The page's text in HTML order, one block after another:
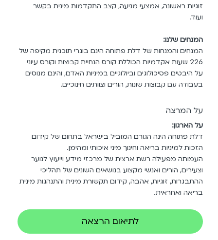
זוגיות ראשונה, אמצעי מניעה, קצב התקדמות מינית בקשר
ועוד.
המנחים שלנו:
המנחים והמנחות של דלת פתוחה הינם בוגרי תוכנית מקיפה של
226 שעות אקדמיות הכוללת קורס הנחיית קבוצות וקורס עיוני
על היבטים פסיכולוגים וביולוגיים במיניות האדם, והינם מנוסים
בעבודה עם קבוצות שונות, הורים וצוותים חינוכיים.
לתיאום הרצאה
על המרצה
על הארגון:
דלת פתוחה הינה הגורם המוביל בישראל בתחום של קידום
הזכות למיניות בריאה וחינוך מיני איכותי ומהימן.
העמותה מפעילה רשת ארצית של מרכזי מידע וייעוץ לנוער
וצעירים, הורים ואנשי מקצוע בנושאים השונים של תהליכי
ההתבגרות, זוגיות, אהבה, קידום תקשורת מינית והתנהגות מינית
בריאה ואחראית.